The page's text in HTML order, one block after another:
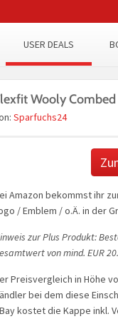
USER DEALS
Wooly Combed
Sparfuchs24
Amazon bekommst ihr
/ Emblem / o.Ä. in der
zur Plus Produkt:
von mind. EUR 20.
Preisvergleich in Höhe
bei dem diese
kostet die Kappe inkl.